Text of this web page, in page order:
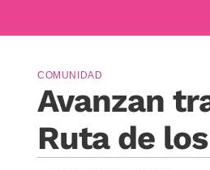
Avanzan
Ruta de
COMUNIDAD